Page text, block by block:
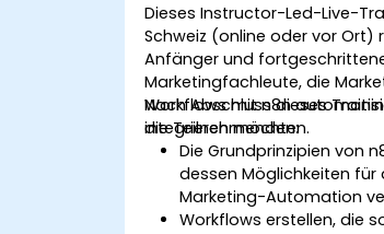
Dieses Instructor-Led-Live-
Schweiz (online oder vor Ort)
Anfänger und
Marketingfachleute, die
Workflows mit n8n
integrieren möchten.
Nach Abschluss dieses
die Teilnehmenden:
Die Grundprinzipien von
dessen Möglichkeiten für
Marketing-Automation
Workflows erstellen, die